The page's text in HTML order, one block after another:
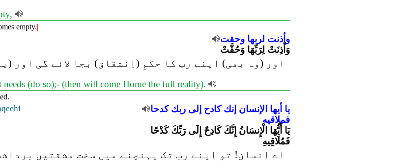
empty,|
وأذنت لربها وحقت
وَأَذِنَتْ لِرَبِّهَا وَحُقَّتْ
اور (وہ بھی) اپنے رب کا حکمِ (اِنشقاق) بجا لائے گی اور
(do so);- (then will come Home the full reality).
|
qeehi يا أيها الإنسان إنك كادح إلى ربك كدحا
فملاقيه
يَا أَيُّهَا الْإِنسَانُ إِنَّكَ كَادِحٌ إِلَى رَبِّكَ كَدْحًا
فَمُلَاقِيهِ
اے انسان! تو اپنے رب تک پہنچنے میں سخت مشقتیں